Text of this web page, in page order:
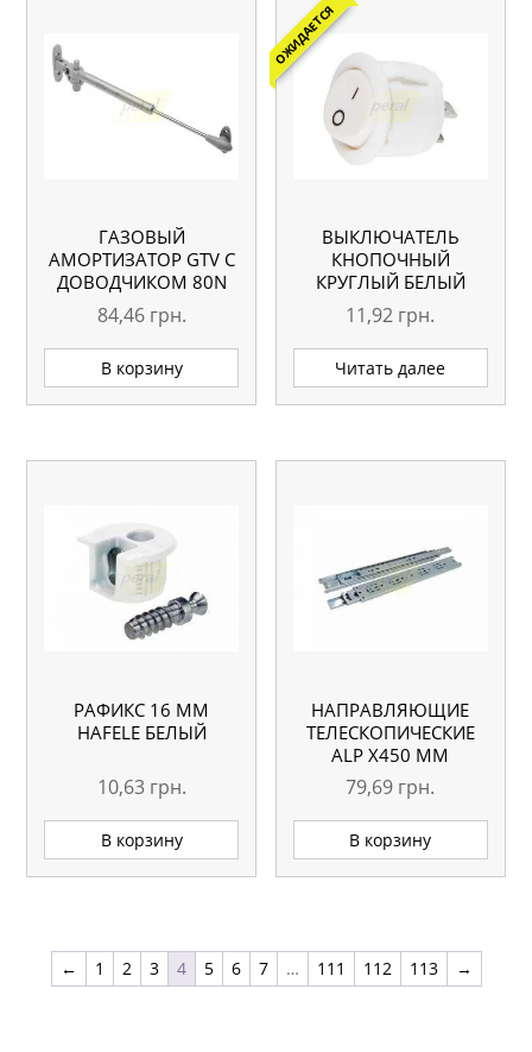
ГАЗОВЫЙ
АМОРТИЗАТОР GTV С
ДОВОДЧИКОМ 80N
84,46 грн.
В корзину
ОЖИДАЕТСЯ
ВЫКЛЮЧАТЕЛЬ
КНОПОЧНЫЙ
КРУГЛЫЙ БЕЛЫЙ
11,92 грн.
Читать далее
РАФИКС 16 MM
HAFELE БЕЛЫЙ
10,63 грн.
В корзину
НАПРАВЛЯЮЩИЕ
ТЕЛЕСКОПИЧЕСКИЕ
АLP Х450 ММ
79,69 грн.
В корзину
← 1 2 3 4 5 6 7 … 111 112 113 →